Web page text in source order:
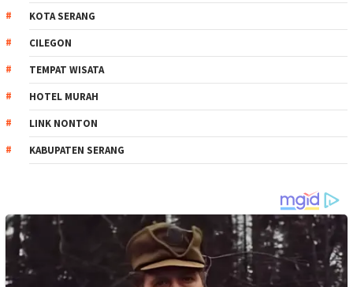
KOTA SERANG
CILEGON
TEMPAT WISATA
HOTEL MURAH
LINK NONTON
KABUPATEN SERANG